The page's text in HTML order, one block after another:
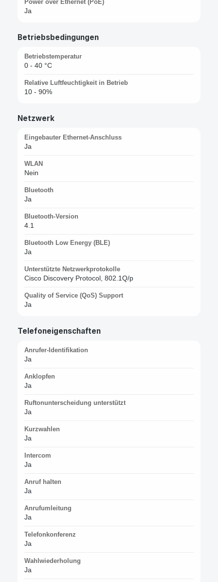
Power over Ethernet (PoE)
Ja
Betriebsbedingungen
Betriebstemperatur
0 - 40 °C
Relative Luftfeuchtigkeit in Betrieb
10 - 90%
Netzwerk
Eingebauter Ethernet-Anschluss
Ja
WLAN
Nein
Bluetooth
Ja
Bluetooth-Version
4.1
Bluetooth Low Energy (BLE)
Ja
Unterstützte Netzwerkprotokolle
Cisco Discovery Protocol, 802.1Q/p
Quality of Service (QoS) Support
Ja
Telefoneigenschaften
Anrufer-Identifikation
Ja
Anklopfen
Ja
Ruftonunterscheidung unterstützt
Ja
Kurzwahlen
Ja
Intercom
Ja
Anruf halten
Ja
Anrufumleitung
Ja
Telefonkonferenz
Ja
Wahlwiederholung
Ja